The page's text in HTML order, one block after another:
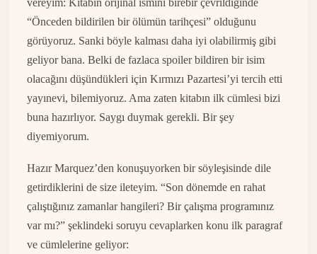
vereyim: Kitabın orijinal ismini birebir çevrildiğinde
“Önceden bildirilen bir ölümün tarihçesi” olduğunu
görüyoruz. Sanki böyle kalması daha iyi olabilirmiş gibi
geliyor bana. Belki de fazlaca spoiler bildiren bir isim
olacağını düşündükleri için Kırmızı Pazartesi’yi tercih etti
yayınevi, bilemiyoruz. Ama zaten kitabın ilk cümlesi bizi
buna hazırlıyor. Saygı duymak gerekli. Bir şey
diyemiyorum.
Hazır Marquez’den konuşuyorken bir söyleşisinde dile
getirdiklerini de size ileteyim. “Son dönemde en rahat
çalıştığınız zamanlar hangileri? Bir çalışma programınız
var mı?” şeklindeki soruyu cevaplarken konu ilk paragraf
ve cümlelerine geliyor: